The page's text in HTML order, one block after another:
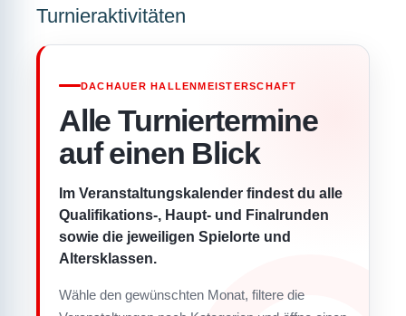
Turnieraktivitäten
DACHAUER HALLENMEISTERSCHAFT
Alle Turniertermine
auf einen Blick
Im Veranstaltungskalender findest du alle
Qualifikations-, Haupt- und Finalrunden
sowie die jeweiligen Spielorte und
Altersklassen.
Wähle den gewünschten Monat, filtere die